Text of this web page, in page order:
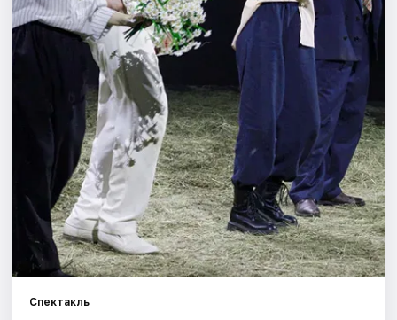
Площадки
Рейтинги
Спектакль